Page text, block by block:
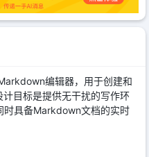
编辑器，用于创建和
目标是提供无干扰的写作环
时具备Markdown文档的实时